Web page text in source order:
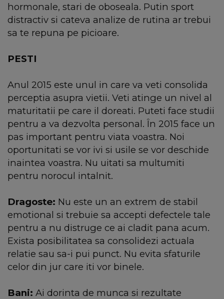
hormonale, stari de oboseala. Putin sport
distractiv si cateva analize de rutina ar trebui
sa te repuna pe picioare.
PESTI
Anul 2015 este unul in care va veti consolida
perceptia asupra vietii. Veti atinge un nivel al
maturitatii pe care il doreati. Puteti face studii
pentru a va dezvolta personal. În 2015 face un
pas important pentru viata voastra. Noi
oportunitati se vor ivi si usile se vor deschide
inaintea voastra. Nu uitati sa multumiti
pentru norocul intalnit.
Dragoste: Nu este un an extrem de stabil
emotional si trebuie sa accepti defectele tale
pentru a nu distruge ce ai cladit pana acum.
Exista posibilitatea sa consolidezi actuala
relatie sau sa-i pui punct. Nu evita sfaturile
celor din jur care iti vor binele.
Bani: Ai dorinta de munca si rezultate